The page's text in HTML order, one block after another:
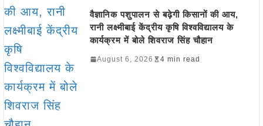
वैज्ञानिक पशुपालन से बढ़ेगी किसानों की आय,
रानी लक्ष्मीबाई केंद्रीय कृषि विश्वविद्यालय के
कार्यक्रम में बोले शिवराज सिंह चौहान
August 6, 2026 4 min read